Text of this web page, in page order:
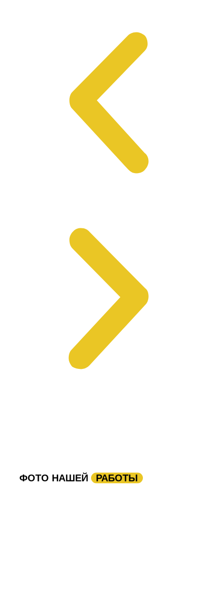
ФОТО НАШЕЙ РАБОТЫ